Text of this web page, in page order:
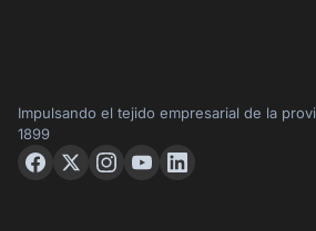
Impulsando el tejido empresarial de la
1899